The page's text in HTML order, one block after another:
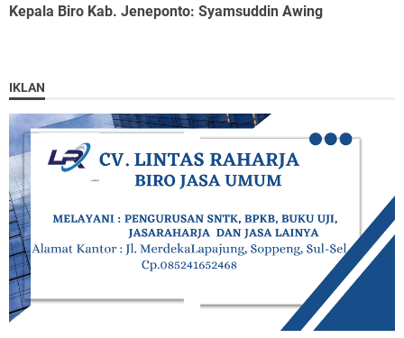
Kepala Biro Kab. Jeneponto: Syamsuddin Awing
IKLAN